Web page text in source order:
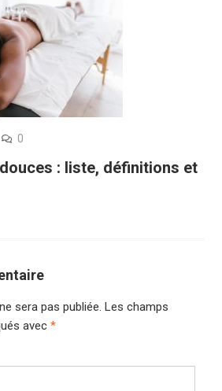
0
: liste, définitions et
sera pas publiée. Les champs
avec *